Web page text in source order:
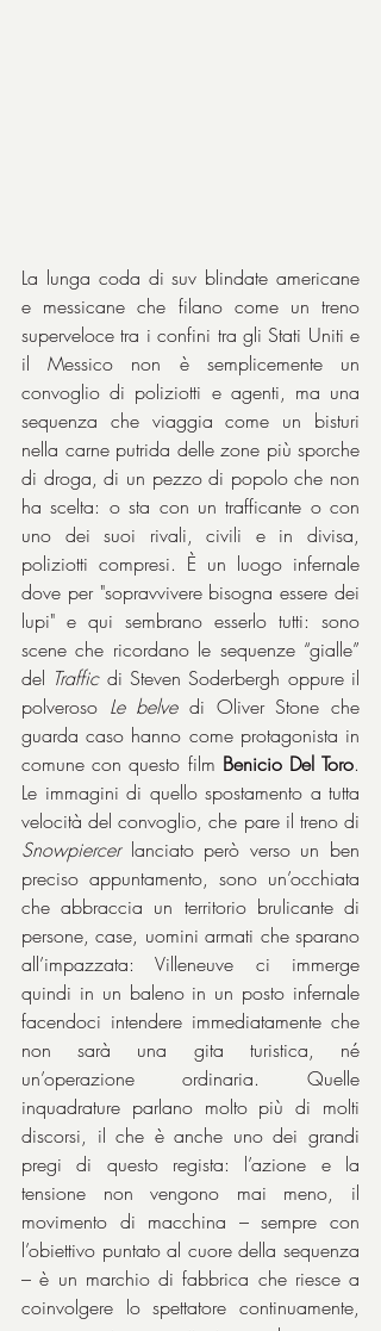
La lunga coda di suv blindate americane
e messicane che filano come un treno
superveloce tra i confini tra gli Stati Uniti e
il Messico non è semplicemente un
convoglio di poliziotti e agenti, ma una
sequenza che viaggia come un bisturi
nella carne putrida delle zone più sporche
di droga, di un pezzo di popolo che non
ha scelta: o sta con un trafficante o con
uno dei suoi rivali, civili e in divisa,
poliziotti compresi. È un luogo infernale
dove per "sopravvivere bisogna essere dei
lupi" e qui sembrano esserlo tutti: sono
scene che ricordano le sequenze “gialle”
del Traffic di Steven Soderbergh oppure il
polveroso Le belve di Oliver Stone che
guarda caso hanno come protagonista in
comune con questo film Benicio Del Toro.
Le immagini di quello spostamento a tutta
Snowpiercer lanciato però verso un ben
preciso appuntamento, sono un’occhiata
che abbraccia un territorio brulicante di
persone, case, uomini armati che sparano
all’impazzata: Villeneuve ci immerge
quindi in un baleno in un posto infernale
facendoci intendere immediatamente che
non sarà una gita turistica, né
un’operazione ordinaria. Quelle
inquadrature parlano molto più di molti
discorsi, il che è anche uno dei grandi
pregi di questo regista: l’azione e la
tensione non vengono mai meno, il
movimento di macchina – sempre con
l’obiettivo puntato al cuore della sequenza
– è un marchio di fabbrica che riesce a
coinvolgere lo spettatore continuamente,